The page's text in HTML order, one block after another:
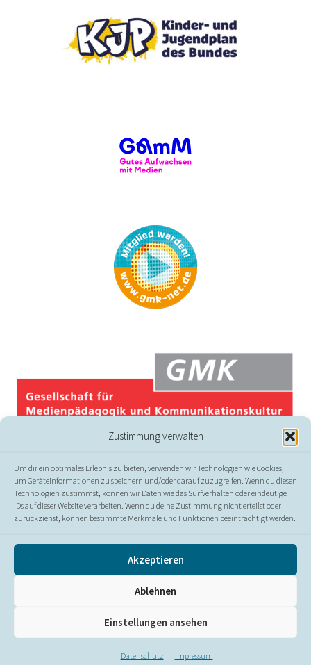
Zustimmung verwalten
Um dir ein optimales Erlebnis zu bieten, verwenden wir Technologien wie Cookies,
um Geräteinformationen zu speichern und/oder darauf zuzugreifen. Wenn du diesen
Technologien zustimmst, können wir Daten wie das Surfverhalten oder eindeutige
IDs auf dieser Website verarbeiten. Wenn du deine Zustimmung nicht erteilst oder
zurückziehst, können bestimmte Merkmale und Funktionen beeinträchtigt werden.
Akzeptieren
Ablehnen
Einstellungen ansehen
Datenschutz Impressum
Presse//Kontakt//Impressum//Datenschutz//
Erklärung zur Barrierefreiheit